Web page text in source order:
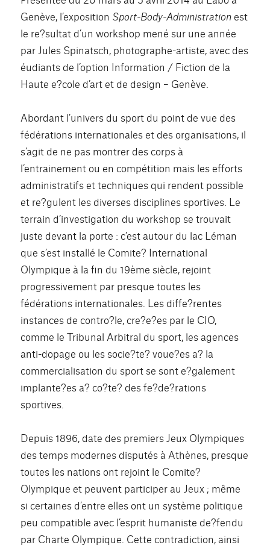
Genève, l’exposition Sport-Body-Administration est
le re?sultat d’un workshop mené sur une année
par Jules Spinatsch, photographe-artiste, avec des
éudiants de l’option Information / Fiction de la
Haute e?cole d’art et de design – Genève.
Abordant l’univers du sport du point de vue des
fédérations internationales et des organisations, il
s’agit de ne pas montrer des corps à
l’entrainement ou en compétition mais les efforts
administratifs et techniques qui rendent possible
et re?gulent les diverses disciplines sportives. Le
terrain d’investigation du workshop se trouvait
juste devant la porte : c’est autour du lac Léman
que s’est installé le Comite? International
Olympique à la fin du 19ème siècle, rejoint
progressivement par presque toutes les
fédérations internationales. Les diffe?rentes
instances de contro?le, cre?e?es par le CIO,
comme le Tribunal Arbitral du sport, les agences
anti-dopage ou les socie?te? voue?es a? la
commercialisation du sport se sont e?galement
implante?es a? co?te? des fe?de?rations
sportives.
Depuis 1896, date des premiers Jeux Olympiques
des temps modernes disputés à Athènes, presque
toutes les nations ont rejoint le Comite?
Olympique et peuvent participer au Jeux ; même
si certaines d’entre elles ont un système politique
peu compatible avec l’esprit humaniste de?fendu
par Charte Olympique. Cette contradiction, ainsi